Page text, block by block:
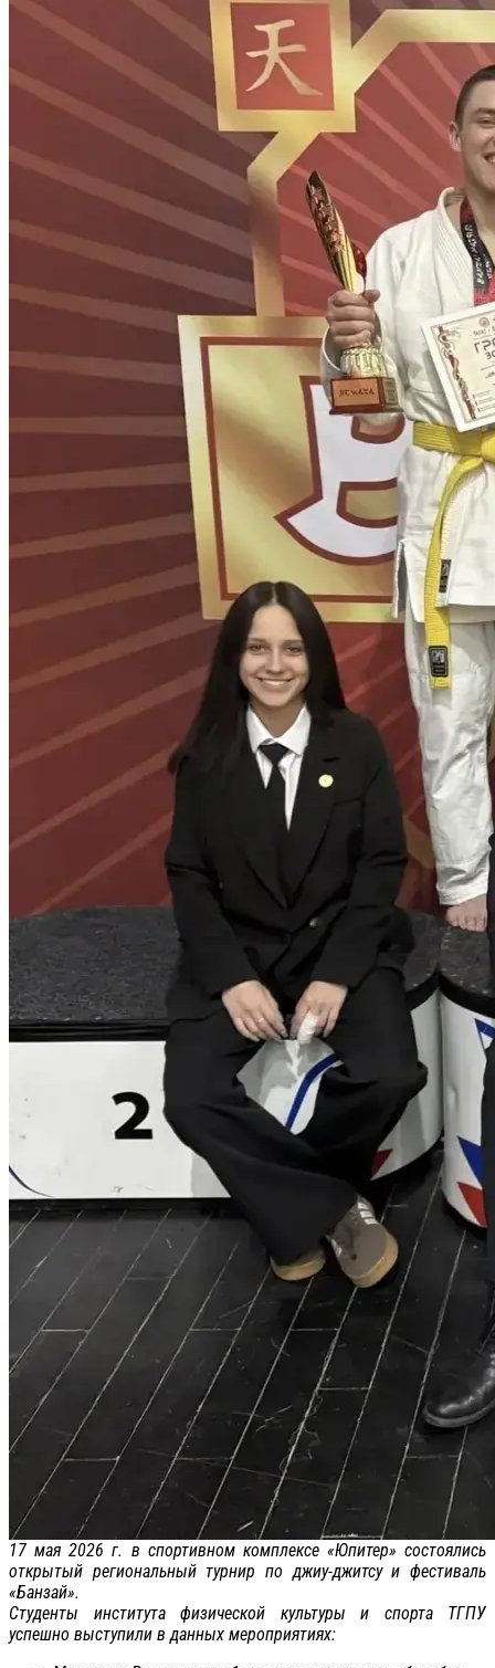
17 мая 2026 г. в спортивном комплексе «Юпитер» состоялись
открытый региональный турнир по джиу-джитсу и фестиваль
«Банзай».
Студенты института физической культуры и спорта ТГПУ
успешно выступили в данных мероприятиях: